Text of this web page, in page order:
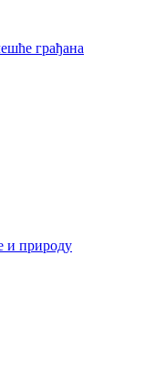
грађана
и природу